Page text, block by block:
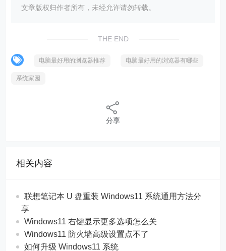
文章版权归作者所有，未经允许请勿转载。
THE END
电脑最好用的浏览器推荐 电脑最好用的浏览器有哪些
系统家园
分享
相关内容
联想笔记本 U 盘重装 Windows11 系统通用方法分
享
Windows11 右键显示更多选项怎么关
Windows11 防火墙高级设置点不了
如何升级 Windows11 系统